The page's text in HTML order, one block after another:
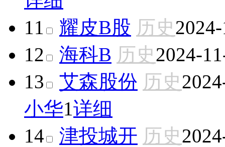
11
耀皮B股 历史
12
海科B 历史2024-
13
艾森股份 历史
小华1详细
14
津投城开 历史